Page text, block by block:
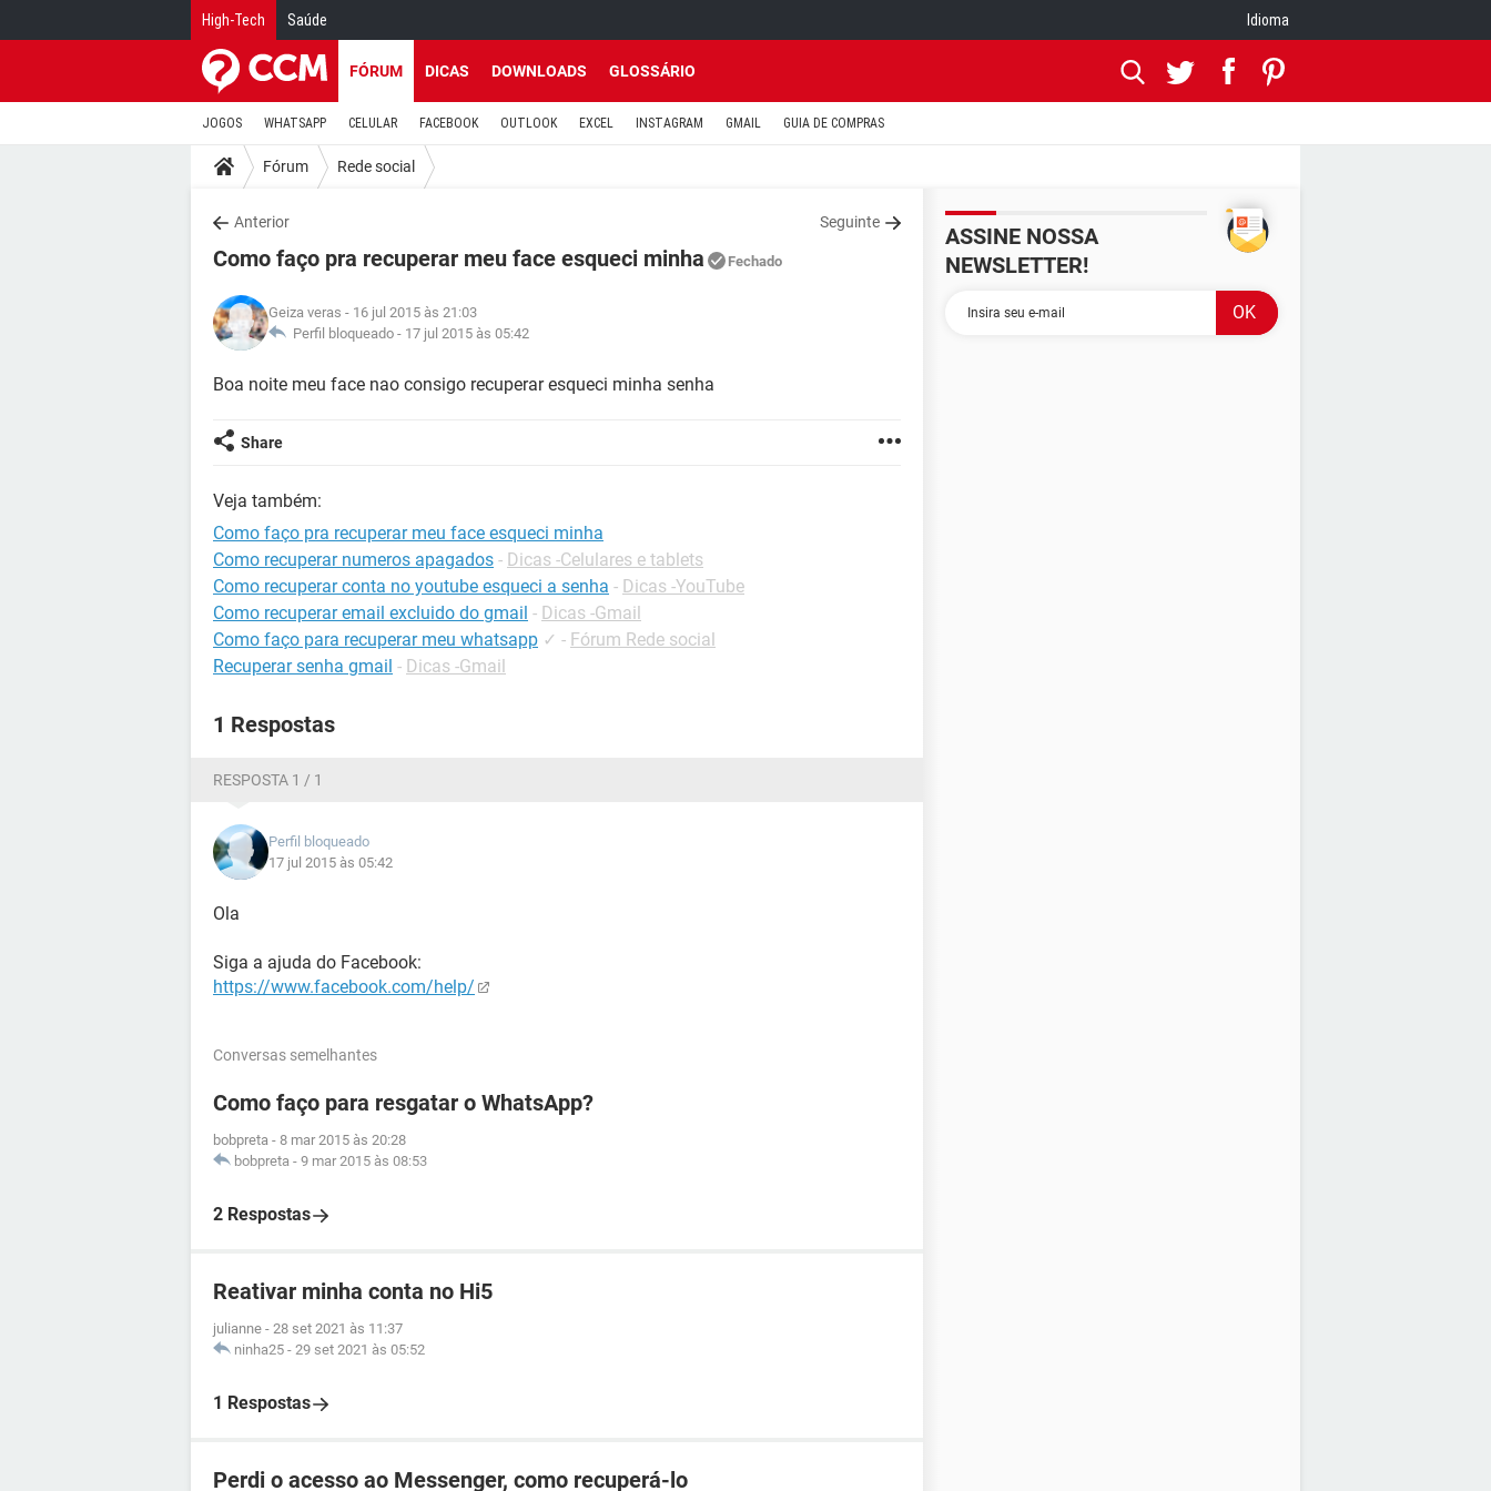
High-Tech Saúde Idioma
FÓRUM DICAS DOWNLOADS GLOSSÁRIO
JOGOS WHATSAPP CELULAR FACEBOOK OUTLOOK EXCEL INSTAGRAM GMAIL GUIA DE COMPRAS
Fórum Rede social
Anterior Seguinte
Como faço pra recuperar meu face esqueci minha Fechado
Geiza veras - 16 jul 2015 às 21:03
Perfil bloqueado - 17 jul 2015 às 05:42
Boa noite meu face nao consigo recuperar esqueci minha senha
Share
Veja também:
Como faço pra recuperar meu face esqueci minha
Como recuperar numeros apagados - Dicas -Celulares e tablets
Como recuperar conta no youtube esqueci a senha - Dicas -YouTube
Como recuperar email excluido do gmail - Dicas -Gmail
Como faço para recuperar meu whatsapp ✓ - Fórum Rede social
Recuperar senha gmail - Dicas -Gmail
1 Respostas
RESPOSTA 1 / 1
Perfil bloqueado
17 jul 2015 às 05:42
Ola
Siga a ajuda do Facebook:
https://www.facebook.com/help/
Conversas semelhantes
Como faço para resgatar o WhatsApp?
bobpreta - 8 mar 2015 às 20:28
bobpreta - 9 mar 2015 às 08:53
2 Respostas
Reativar minha conta no Hi5
julianne - 28 set 2021 às 11:37
ninha25 - 29 set 2021 às 05:52
1 Respostas
Perdi o acesso ao Messenger, como recuperá-lo
ASSINE NOSSA
NEWSLETTER!